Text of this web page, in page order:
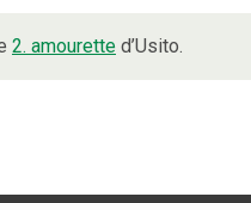
2. amourette d’Usito.